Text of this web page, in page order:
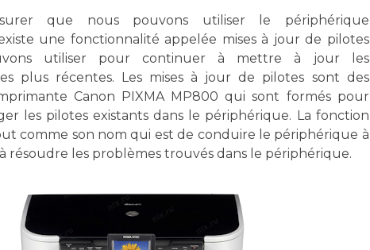
que nous pouvons utiliser le périphérique
une fonctionnalité appelée mises à jour de pilotes
utiliser pour continuer à mettre à jour les
plus récentes. Les mises à jour de pilotes sont des
Canon PIXMA MP800 qui sont formés pour
les pilotes existants dans le périphérique. La fonction
comme son nom qui est de conduire le périphérique à
résoudre les problèmes trouvés dans le périphérique.